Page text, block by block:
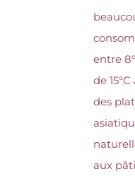
entre
de
des
aux